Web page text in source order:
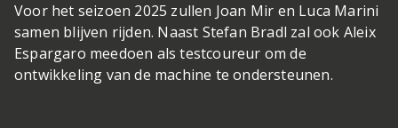
Voor het seizoen 2025 zullen Joan Mir en Luca Marini
samen blijven rijden. Naast Stefan Bradl zal ook Aleix
Espargaro meedoen als testcoureur om de
ontwikkeling van de machine te ondersteunen.